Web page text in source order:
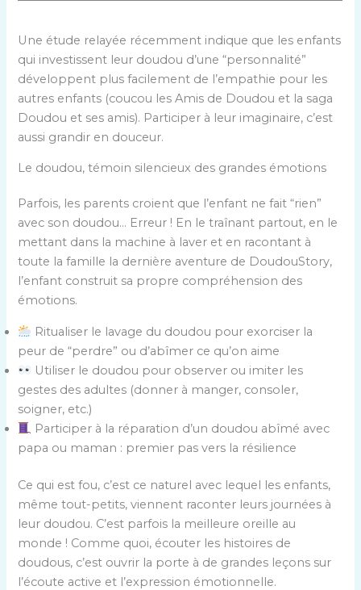
Une étude relayée récemment indique que les enfants
qui investissent leur doudou d’une “personnalité”
développent plus facilement de l’empathie pour les
autres enfants (coucou les Amis de Doudou et la saga
Doudou et ses amis). Participer à leur imaginaire, c’est
aussi grandir en douceur.
Le doudou, témoin silencieux des grandes émotions
Parfois, les parents croient que l’enfant ne fait “rien”
avec son doudou… Erreur ! En le traînant partout, en le
mettant dans la machine à laver et en racontant à
toute la famille la dernière aventure de DoudouStory,
l’enfant construit sa propre compréhension des
émotions.
Ritualiser le lavage du doudou pour exorciser la
peur de “perdre” ou d’abîmer ce qu’on aime
Utiliser le doudou pour observer ou imiter les
gestes des adultes (donner à manger, consoler,
soigner, etc.)
Participer à la réparation d’un doudou abîmé avec
papa ou maman : premier pas vers la résilience
Ce qui est fou, c’est ce naturel avec lequel les enfants,
même tout-petits, viennent raconter leurs journées à
leur doudou. C’est parfois la meilleure oreille au
monde ! Comme quoi, écouter les histoires de
doudous, c’est ouvrir la porte à de grandes leçons sur
l’écoute active et l’expression émotionnelle.